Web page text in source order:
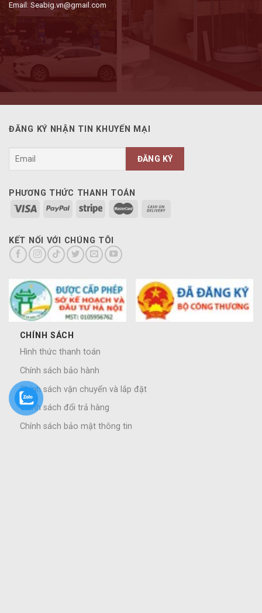
Email: Seabig.vn@gmail.com
ĐĂNG KÝ NHẬN TIN KHUYẾN MẠI
PHƯƠNG THỨC THANH TOÁN
KẾT NỐI VỚI CHÚNG TÔI
CHÍNH SÁCH
Hình thức thanh toán
Chính sách bảo hành
Chính sách vận chuyển và lắp đặt
Chính sách đổi trả hàng
Chính sách bảo mật thông tin